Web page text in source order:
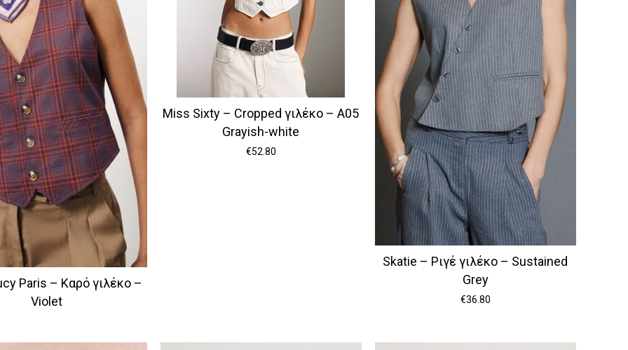
Paris – Καρό γιλέκο –
Violet
Miss Sixty – Cropped γιλέκο – A05
Grayish-white
€52.80
Skatie – Ριγέ γιλέκο – Sustained
Grey
€36.80